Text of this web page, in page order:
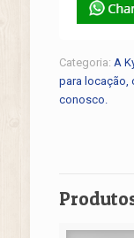
Categoria: A
para locação,
conosco.